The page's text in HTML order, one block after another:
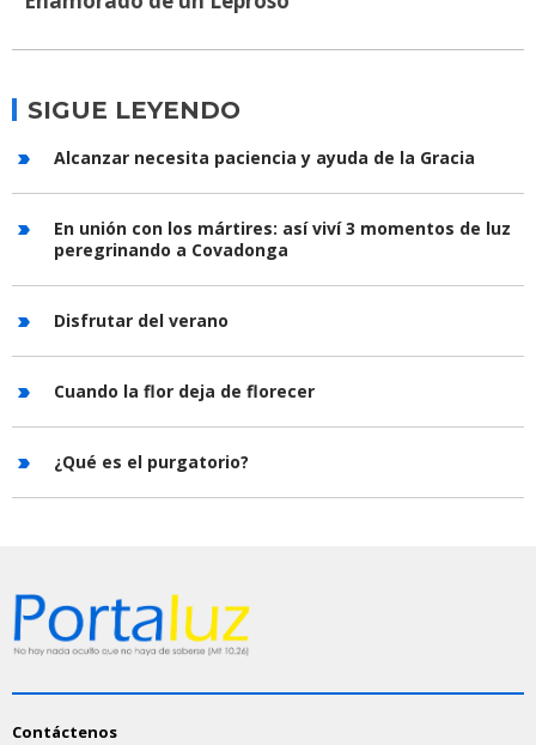
SIGUE LEYENDO
Alcanzar necesita paciencia y ayuda de la Gracia
En unión con los mártires: así viví 3 momentos de luz
peregrinando a Covadonga
Disfrutar del verano
Cuando la flor deja de florecer
¿Qué es el purgatorio?
Contáctenos